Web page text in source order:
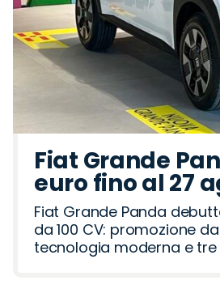
Fiat Grande
euro fino al 27
Fiat Grande Panda
da 100 CV: promozione
tecnologia moderna e